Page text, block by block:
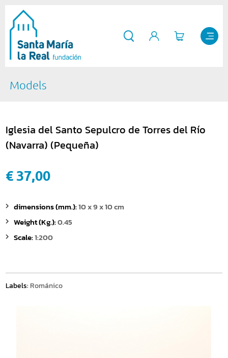
Models
Iglesia del Santo Sepulcro de Torres del Río
(Navarra) (Pequeña)
€ 37,00
dimensions (mm.):10 x 9 x 10 cm
Weight (Kg.):0.45
Scale:1:200
Labels: Románico